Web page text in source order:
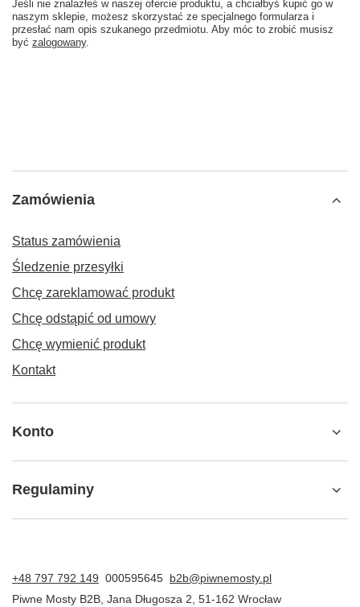
Jeśli nie znalazłeś w naszej ofercie produktu, a chciałbyś kupić go w
naszym sklepie, możesz skorzystać ze specjalnego formularza i
przesłać nam opis szukanego przedmiotu. Aby móc to zrobić musisz
być zalogowany.
Zamówienia
Status zamówienia
Śledzenie przesyłki
Chcę zareklamować produkt
Chcę odstąpić od umowy
Chcę wymienić produkt
Kontakt
Konto
Regulaminy
+48 797 792 149 000595645 b2b@piwnemosty.pl
Piwne Mosty B2B Jana Długosza 2 51-162 Wrocław